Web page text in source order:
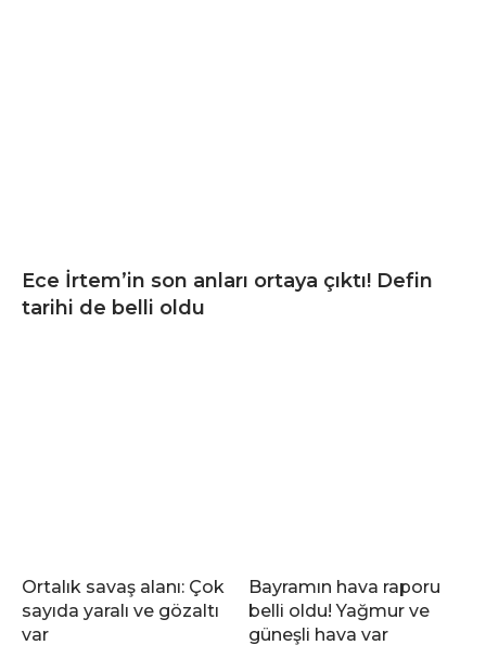
Ece İrtem’in son anları ortaya çıktı! Defin
tarihi de belli oldu
Ortalık savaş alanı: Çok
sayıda yaralı ve gözaltı
var
Bayramın hava raporu
belli oldu! Yağmur ve
güneşli hava var